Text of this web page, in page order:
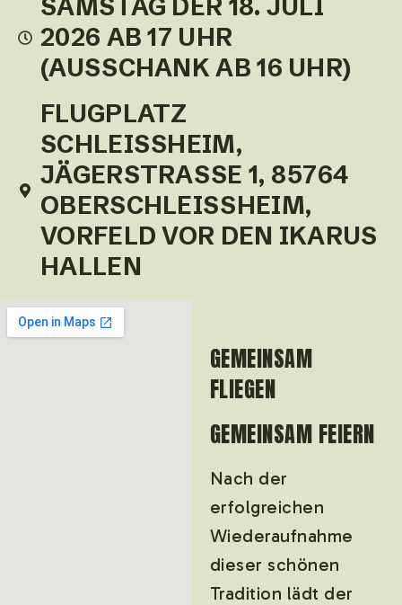
SAMSTAG DER 18. JULI
2026 AB 17 UHR
(AUSSCHANK AB 16 UHR)
FLUGPLATZ
SCHLEISSHEIM, J
ÄGERSTRASSE 1, 85764 OB
ERSCHLEISSHEIM, VOR
FELD VOR DEN IKARUS HAL
LEN
GEMEINSAM
FLIEGEN
GEMEINSAM FEIERN
Nach der
erfolgreichen
Wiederaufnahme
dieser schönen
Tradition lädt der